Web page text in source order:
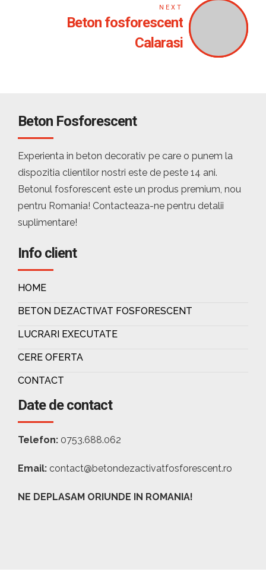
NEXT
Beton fosforescent
Calarasi
Beton Fosforescent
Experienta in beton decorativ pe care o punem la
dispozitia clientilor nostri este de peste 14 ani.
Betonul fosforescent este un produs premium, nou
pentru Romania! Contacteaza-ne pentru detalii
suplimentare!
Info client
HOME
BETON DEZACTIVAT FOSFORESCENT
LUCRARI EXECUTATE
CERE OFERTA
CONTACT
Date de contact
Telefon: 0753.688.062
Email: contact@betondezactivatfosforescent.ro
NE DEPLASAM ORIUNDE IN ROMANIA!